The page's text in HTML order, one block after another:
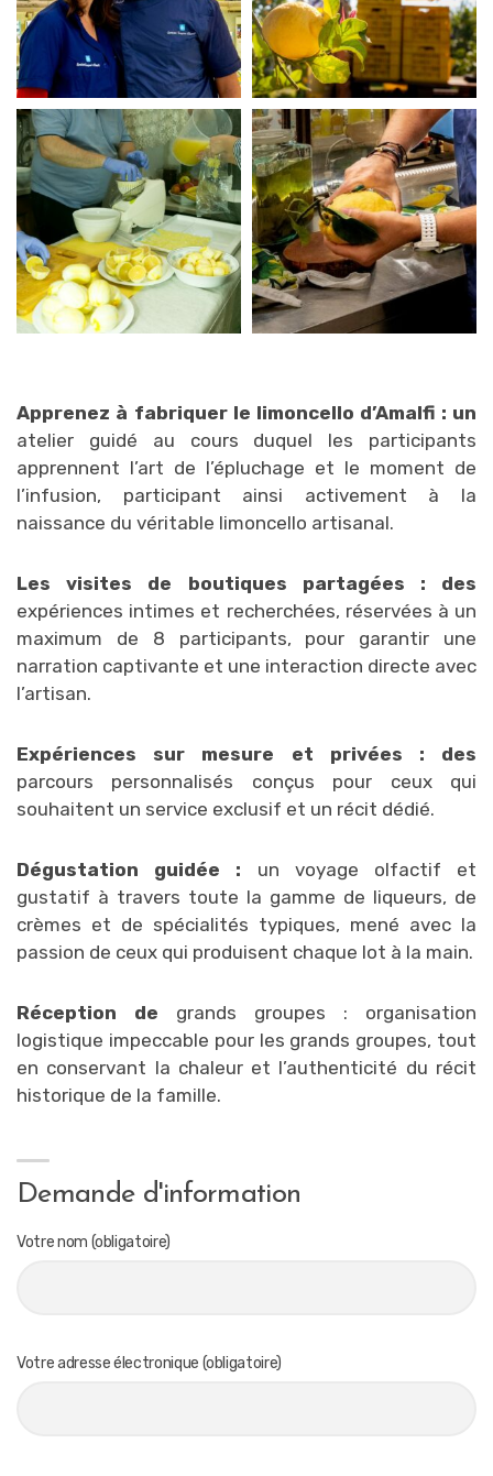
Apprenez à fabriquer le limoncello d’Amalfi : un
atelier guidé au cours duquel les participants
apprennent l’art de l’épluchage et le moment de
l’infusion, participant ainsi activement à la
naissance du véritable limoncello artisanal.
Les visites de boutiques partagées : des
expériences intimes et recherchées, réservées à un
maximum de 8 participants, pour garantir une
narration captivante et une interaction directe avec
l’artisan.
Expériences sur mesure et privées : des
parcours personnalisés conçus pour ceux qui
souhaitent un service exclusif et un récit dédié.
Dégustation guidée : un voyage olfactif et
gustatif à travers toute la gamme de liqueurs, de
crèmes et de spécialités typiques, mené avec la
passion de ceux qui produisent chaque lot à la main.
Réception de grands groupes : organisation
logistique impeccable pour les grands groupes, tout
en conservant la chaleur et l’authenticité du récit
historique de la famille.
Demande d'information
Votre nom (obligatoire)
Votre adresse électronique (obligatoire)